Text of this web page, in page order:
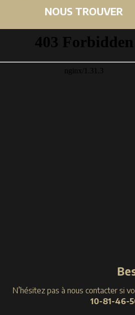
NOUS TROUVER
N’hésitez pas à nous contacter si
10-81-46-